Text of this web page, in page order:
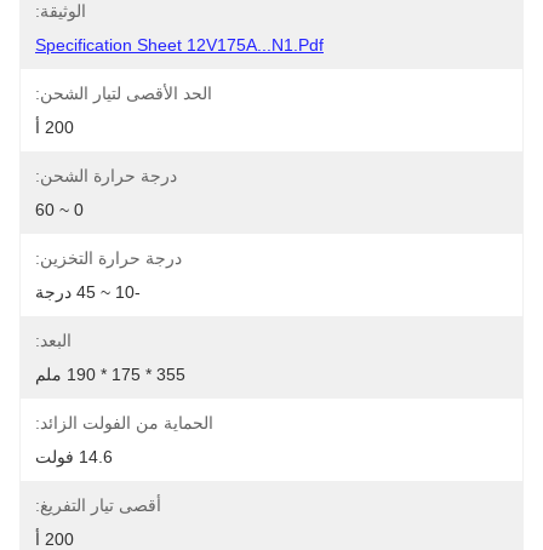
الوثيقة:
Specification Sheet 12V175A...N1.pdf
الحد الأقصى لتيار الشحن:
200 أ
درجة حرارة الشحن:
0 ~ 60
درجة حرارة التخزين:
-10 ~ 45 درجة
البعد:
355 * 175 * 190 ملم
الحماية من الفولت الزائد:
14.6 فولت
أقصى تيار التفريغ:
200 أ